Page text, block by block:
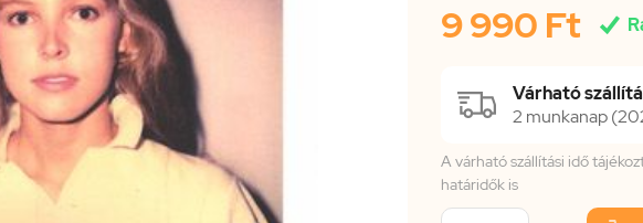
9 990 Ft 
Várható
2 munkanap
A várható szállítási idő
határidők is